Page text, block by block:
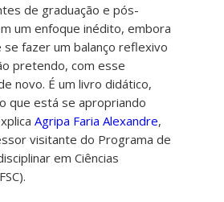
de graduação e pós-
um enfoque inédito, embora
fazer um balanço reflexivo
pretendo, com esse
novo. É um livro didático,
que está se apropriando
Agripa Faria Alexandre,
visitante do Programa de
em Ciências